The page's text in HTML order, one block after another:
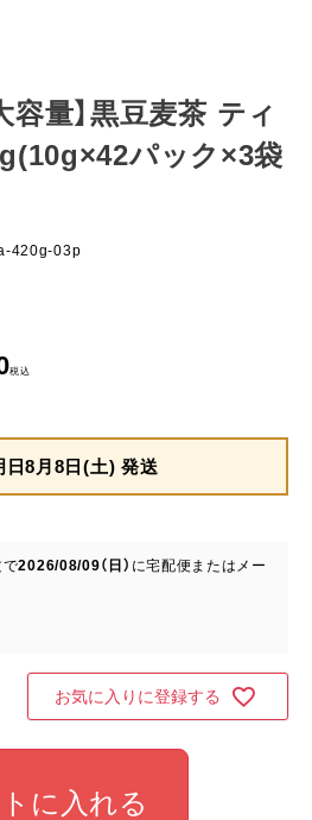
容量】黒豆麦茶 ティ
パック×3袋
420g-03p
税込
日8月8日(土) 発送
で2026/08/09（日） に宅配便またはメー
お気に入りに登録する
に入れる